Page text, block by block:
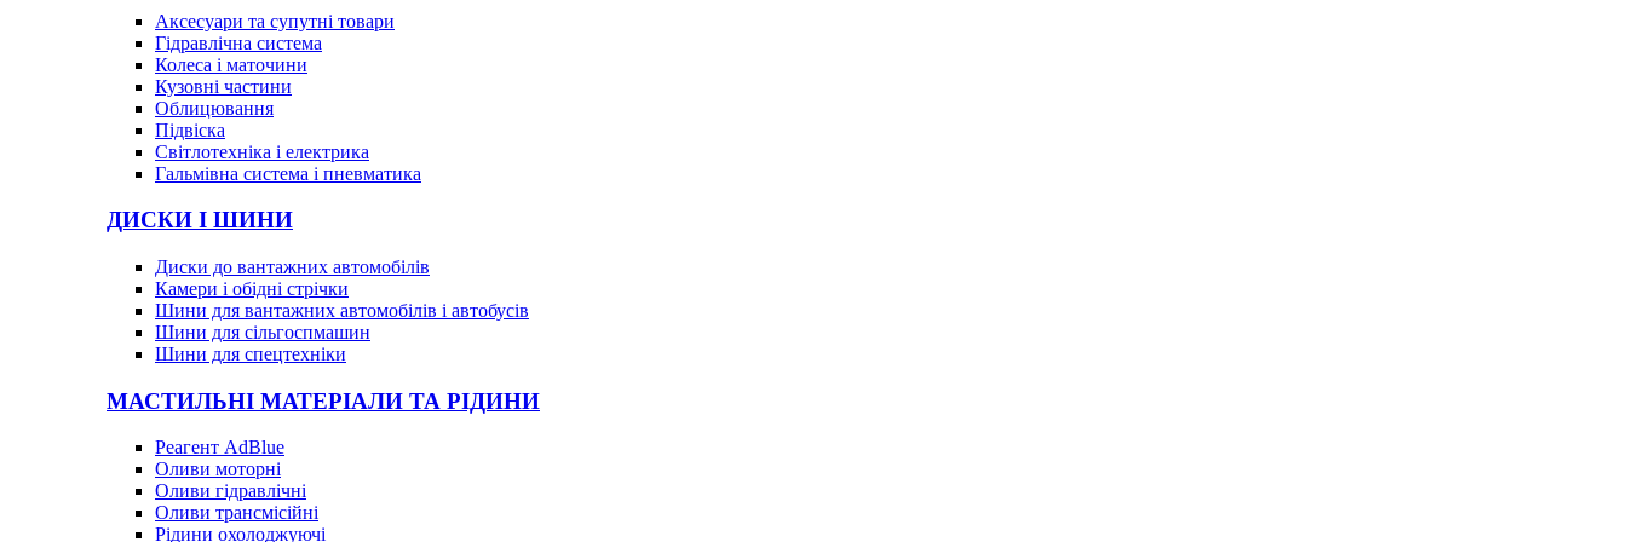
Аксесуари та супутні товари
Гідравлічна система
Колеса і маточини
Кузовні частини
Облицювання
Підвіска
Світлотехніка і електрика
Гальмівна система і пневматика
ДИСКИ І ШИНИ
Диски до вантажних автомобілів
Камери і обідні стрічки
Шини для вантажних автомобілів і автобусів
Шини для сільгоспмашин
Шини для спецтехніки
МАСТИЛЬНІ МАТЕРІАЛИ ТА РІДИНИ
Реагент AdBlue
Оливи моторні
Оливи гідравлічні
Оливи трансмісійні
Рідини охолоджуючі